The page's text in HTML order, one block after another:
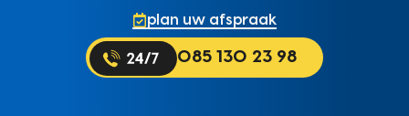
plan uw afspraak
085 130 23 98